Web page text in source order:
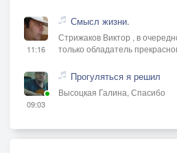
11:16
Смысл жизни.
Стрижаков Виктор , в
только обладатель
09:03
Прогуляться я решил
Высоцкая Галина, Спасибо